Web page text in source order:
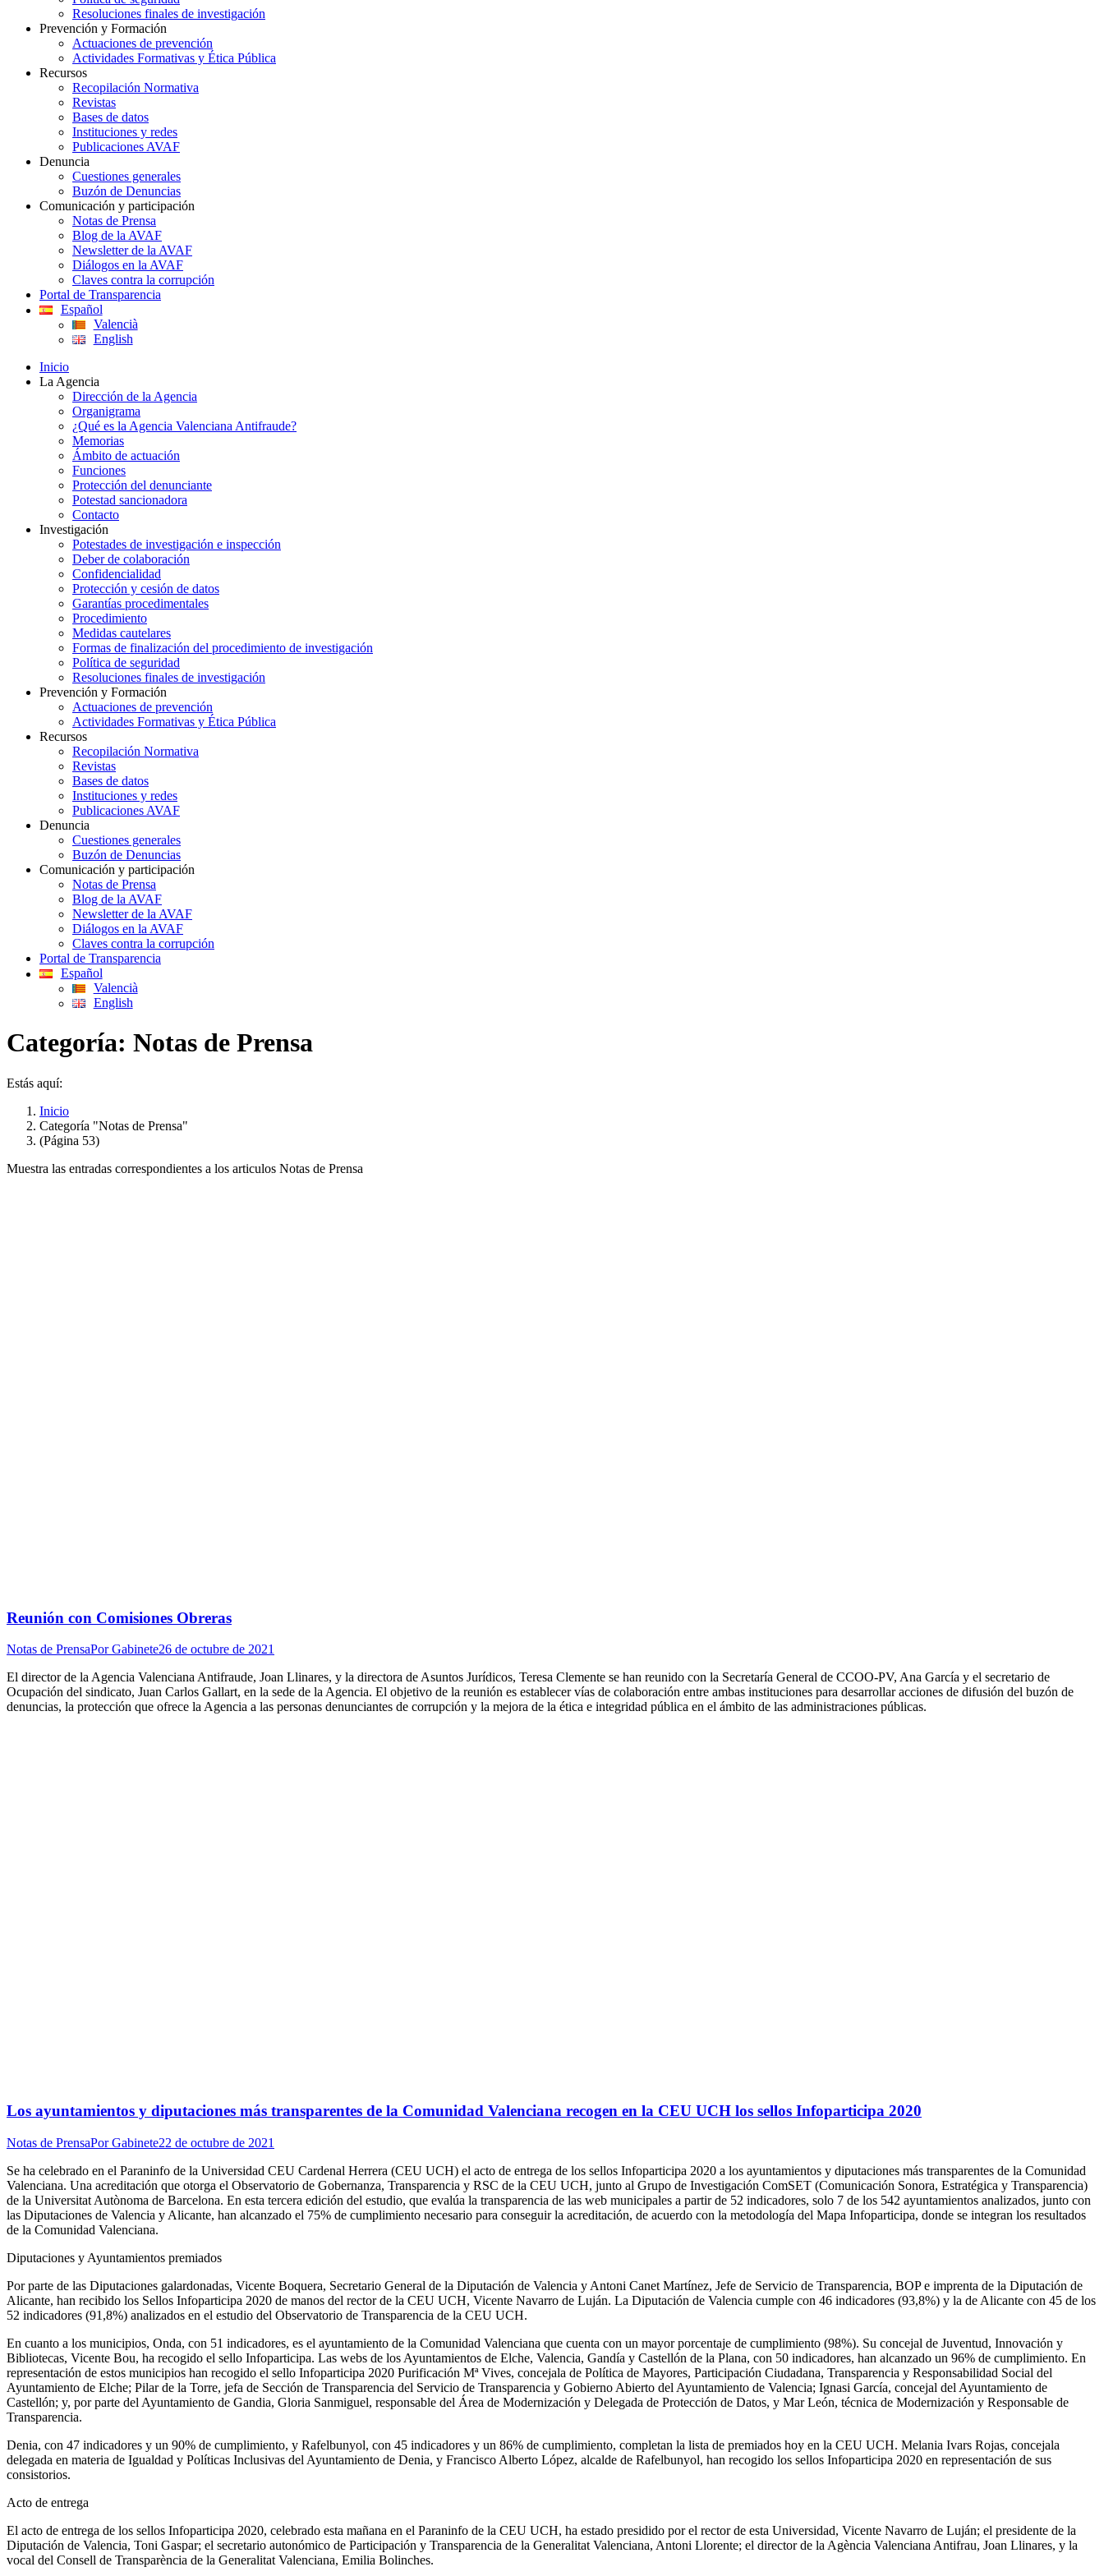
Resoluciones finales de investigación
Prevención y Formación
Actuaciones de prevención
Actividades Formativas y Ética Pública
Recursos
Recopilación Normativa
Revistas
Bases de datos
Instituciones y redes
Publicaciones AVAF
Denuncia
Cuestiones generales
Buzón de Denuncias
Comunicación y participación
Notas de Prensa
Blog de la AVAF
Newsletter de la AVAF
Diálogos en la AVAF
Claves contra la corrupción
Portal de Transparencia
Español
Valencià
English
Inicio
La Agencia
Dirección de la Agencia
Organigrama
¿Qué es la Agencia Valenciana Antifraude?
Memorias
Ámbito de actuación
Funciones
Protección del denunciante
Potestad sancionadora
Contacto
Investigación
Potestades de investigación e inspección
Deber de colaboración
Confidencialidad
Protección y cesión de datos
Garantías procedimentales
Procedimiento
Medidas cautelares
Formas de finalización del procedimiento de investigación
Política de seguridad
Resoluciones finales de investigación
Prevención y Formación
Actuaciones de prevención
Actividades Formativas y Ética Pública
Recursos
Recopilación Normativa
Revistas
Bases de datos
Instituciones y redes
Publicaciones AVAF
Denuncia
Cuestiones generales
Buzón de Denuncias
Comunicación y participación
Notas de Prensa
Blog de la AVAF
Newsletter de la AVAF
Diálogos en la AVAF
Claves contra la corrupción
Portal de Transparencia
Español
Valencià
English
Categoría: Notas de Prensa
Estás aquí:
Inicio
Categoría "Notas de Prensa"
(Página 53)
Muestra las entradas correspondientes a los articulos Notas de Prensa
Reunión con Comisiones Obreras
Notas de PrensaPorGabinete26 de octubre de 2021
El director de la Agencia Valenciana Antifraude, Joan Llinares, y la directora de Asuntos Jurídicos, Teresa Clemente se han reunido con la Secretaría General de CCOO-PV, Ana García y el secretario de
Ocupación del sindicato, Juan Carlos Gallart, en la sede de la Agencia. El objetivo de la reunión es establecer vías de colaboración entre ambas instituciones para desarrollar acciones de difusión del buzón de
denuncias, la protección que ofrece la Agencia a las personas denunciantes de corrupción y la mejora de la ética e integridad pública en el ámbito de las administraciones públicas.
Los ayuntamientos y diputaciones más transparentes de la Comunidad Valenciana recogen en la CEU UCH los sellos Infoparticipa 2020
Notas de PrensaPorGabinete22 de octubre de 2021
Se ha celebrado en el Paraninfo de la Universidad CEU Cardenal Herrera (CEU UCH) el acto de entrega de los sellos Infoparticipa 2020 a los ayuntamientos y diputaciones más transparentes de la Comunidad
Valenciana. Una acreditación que otorga el Observatorio de Gobernanza, Transparencia y RSC de la CEU UCH, junto al Grupo de Investigación ComSET (Comunicación Sonora, Estratégica y Transparencia)
de la Universitat Autònoma de Barcelona. En esta tercera edición del estudio, que evalúa la transparencia de las web municipales a partir de 52 indicadores, solo 7 de los 542 ayuntamientos analizados, junto con
las Diputaciones de Valencia y Alicante, han alcanzado el 75% de cumplimiento necesario para conseguir la acreditación, de acuerdo con la metodología del Mapa Infoparticipa, donde se integran los resultados
de la Comunidad Valenciana.
Diputaciones y Ayuntamientos premiados
Por parte de las Diputaciones galardonadas, Vicente Boquera, Secretario General de la Diputación de Valencia y Antoni Canet Martínez, Jefe de Servicio de Transparencia, BOP e imprenta de la Diputación de
Alicante, han recibido los Sellos Infoparticipa 2020 de manos del rector de la CEU UCH, Vicente Navarro de Luján. La Diputación de Valencia cumple con 46 indicadores (93,8%) y la de Alicante con 45 de los
52 indicadores (91,8%) analizados en el estudio del Observatorio de Transparencia de la CEU UCH.
En cuanto a los municipios, Onda, con 51 indicadores, es el ayuntamiento de la Comunidad Valenciana que cuenta con un mayor porcentaje de cumplimiento (98%). Su concejal de Juventud, Innovación y
Bibliotecas, Vicente Bou, ha recogido el sello Infoparticipa. Las webs de los Ayuntamientos de Elche, Valencia, Gandía y Castellón de la Plana, con 50 indicadores, han alcanzado un 96% de cumplimiento. En
representación de estos municipios han recogido el sello Infoparticipa 2020 Purificación Mª Vives, concejala de Política de Mayores, Participación Ciudadana, Transparencia y Responsabilidad Social del
Ayuntamiento de Elche; Pilar de la Torre, jefa de Sección de Transparencia del Servicio de Transparencia y Gobierno Abierto del Ayuntamiento de Valencia; Ignasi García, concejal del Ayuntamiento de
Castellón; y, por parte del Ayuntamiento de Gandia, Gloria Sanmiguel, responsable del Área de Modernización y Delegada de Protección de Datos, y Mar León, técnica de Modernización y Responsable de
Transparencia.
Denia, con 47 indicadores y un 90% de cumplimiento, y Rafelbunyol, con 45 indicadores y un 86% de cumplimiento, completan la lista de premiados hoy en la CEU UCH. Melania Ivars Rojas, concejala
delegada en materia de Igualdad y Políticas Inclusivas del Ayuntamiento de Denia, y Francisco Alberto López, alcalde de Rafelbunyol, han recogido los sellos Infoparticipa 2020 en representación de sus
consistorios.
Acto de entrega
El acto de entrega de los sellos Infoparticipa 2020, celebrado esta mañana en el Paraninfo de la CEU UCH, ha estado presidido por el rector de esta Universidad, Vicente Navarro de Luján; el presidente de la
Diputación de Valencia, Toni Gaspar; el secretario autonómico de Participación y Transparencia de la Generalitat Valenciana, Antoni Llorente; el director de la Agència Valenciana Antifrau, Joan Llinares, y la
vocal del Consell de Transparència de la Generalitat Valenciana, Emilia Bolinches.